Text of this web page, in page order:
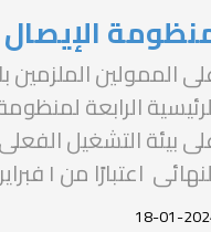
الإيصال
الممولين الملزمين
الرابعة
بيئة التشغيل
اعتبارًا من ١ فبراير ٢٠٢٤.
18-01-